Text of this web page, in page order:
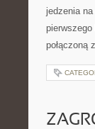
jedzenia
połączoną